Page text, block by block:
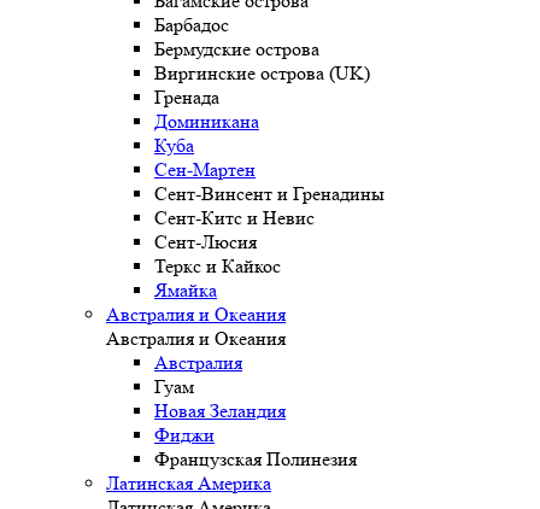
Барбадос
Бермудские острова
Виргинские острова (UK)
Гренада
Доминикана
Куба
Сен-Мартен
Сент-Винсент и Гренадины
Сент-Китс и Невис
Сент-Люсия
Теркс и Кайкос
Ямайка
Австралия и Океания
Австралия и Океания
Австралия
Гуам
Новая Зеландия
Фиджи
Французская Полинезия
Латинская Америка